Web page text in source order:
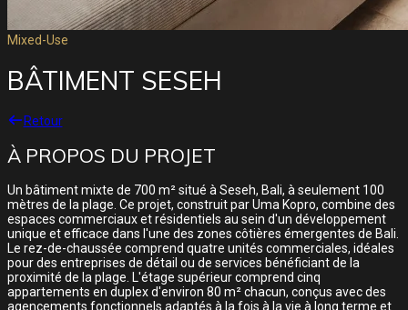
Mixed-Use
BÂTIMENT SESEH
Retour
À PROPOS DU PROJET
Un bâtiment mixte de 700 m² situé à Seseh, Bali, à seulement 100
mètres de la plage. Ce projet, construit par Uma Kopro, combine des
espaces commerciaux et résidentiels au sein d'un développement
unique et efficace dans l'une des zones côtières émergentes de Bali.
Le rez-de-chaussée comprend quatre unités commerciales, idéales
pour des entreprises de détail ou de services bénéficiant de la
proximité de la plage. L'étage supérieur comprend cinq
appartements en duplex d'environ 80 m² chacun, conçus avec des
agencements fonctionnels adaptés à la fois à la vie à long terme et